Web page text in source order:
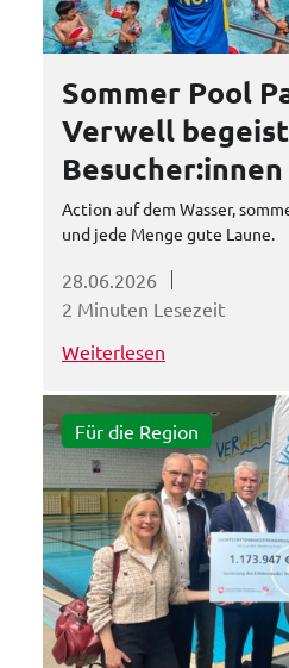
Sommer Pool
Verwell
Besucher:innen
Action auf dem Wasser,
und jede Menge gute Laune.
28.06.2026
2 Minuten Lesezeit
Weiterlesen
Für die Region